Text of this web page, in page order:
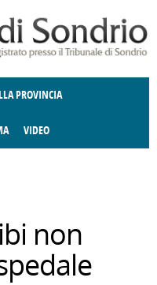
PROVINCIA
VIDEO
non